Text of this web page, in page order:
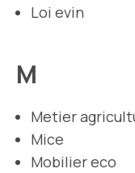
Loi evin
M
Metier
Mice
Mobilier eco